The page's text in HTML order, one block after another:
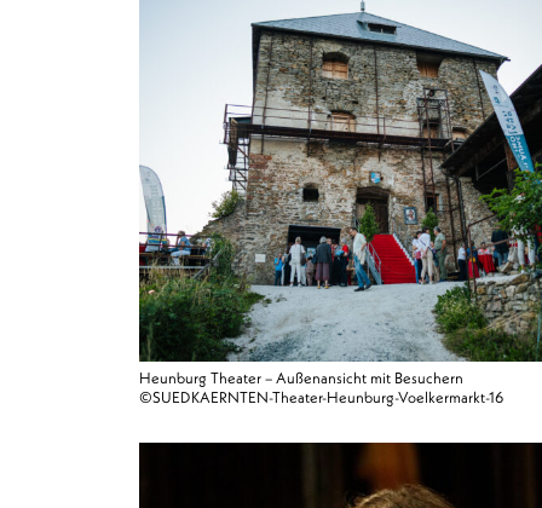
Heunburg Theater – Außenansicht mit Besuchern
©SUEDKAERNTEN-Theater-Heunburg-Voelkermarkt-16